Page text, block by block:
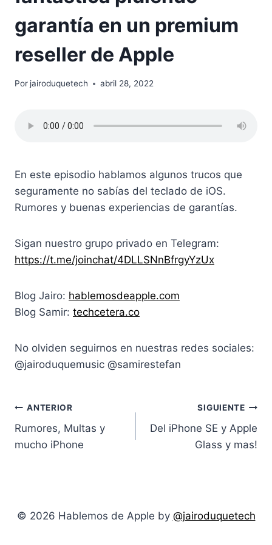
garantía en un premium
reseller de Apple
Por jairoduquetech abril 28, 2022
En este episodio hablamos algunos trucos que
seguramente no sabías del teclado de iOS.
Rumores y buenas experiencias de garantías.
Sigan nuestro grupo privado en Telegram:
https://t.me/joinchat/4DLLSNnBfrgyYzUx
Blog Jairo: hablemosdeapple.com
Blog Samir: techcetera.co
No olviden seguirnos en nuestras redes sociales:
@jairoduquemusic @samirestefan
Navegación
de
ANTERIOR
Rumores, Multas y
mucho iPhone
SIGUIENTE
Del iPhone SE y Apple
Glass y mas!
© 2026 Hablemos de Apple by @jairoduquetech